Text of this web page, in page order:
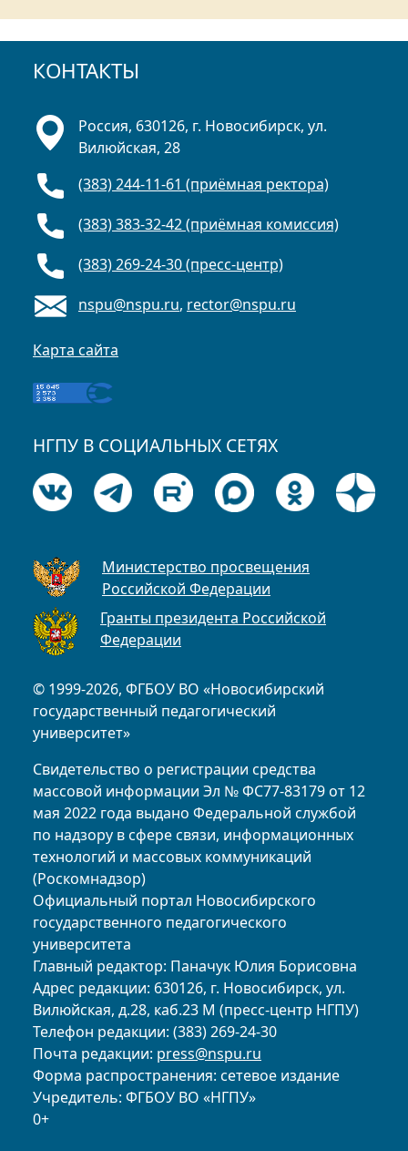
КОНТАКТЫ
© 1999-2026, ФГБОУ ВО «Новосибирский
государственный педагогический
университет»
Свидетельство о регистрации средства
массовой информации Эл № ФС77-83179 от 12
мая 2022 года выдано Федеральной службой
по надзору в сфере связи, информационных
технологий и массовых коммуникаций
(Роскомнадзор)
Официальный портал Новосибирского
государственного педагогического
университета
Главный редактор: Паначук Юлия Борисовна
Адрес редакции: 630126, г. Новосибирск, ул.
Вилюйская, д.28, каб.23 М (пресс-центр НГПУ)
Телефон редакции: (383) 269-24-30
Почта редакции: press@nspu.ru
Форма распространения: сетевое издание
Учредитель: ФГБОУ ВО «НГПУ»
0+
Россия, 630126, г. Новосибирск, ул.
Вилюйская, 28
(383) 244-11-61 (приёмная ректора)
(383) 383-32-42 (приёмная комиссия)
(383) 269-24-30 (пресс-центр)
nspu@nspu.ru, rector@nspu.ru
Карта сайта
НГПУ В СОЦИАЛЬНЫХ СЕТЯХ
Министерство просвещения
Российской Федерации
Гранты президента Российской
Федерации